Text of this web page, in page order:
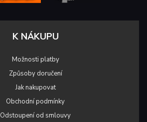
K NÁKUPU
Možnosti platby
Způsoby doručení
Jak nakupovat
Obchodní podmínky
Odstoupení od smlouvy